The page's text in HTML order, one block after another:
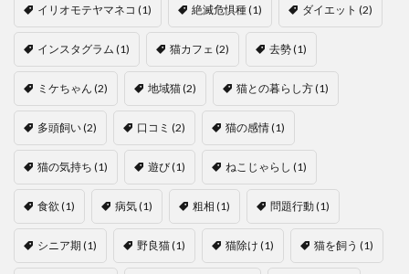
イリオモテヤマネコ (1) 絶滅危惧種(1) ダイエット (2)
インスタグラム (1) 猫カフェ (2) 去勢(1)
ミケちゃん (2) 地域猫(2) 猫との暮らし方(1)
多頭飼い(2) 口コミ (2) 猫の感情(1)
猫の気持ち (1) 遊び(1) ねこじゃらし (1)
食欲 (1) 病気(1) 粗相 (1) 問題行動(1)
シニア期 (1) 野良猫(1) 猫除け (1) 猫を飼う (1)